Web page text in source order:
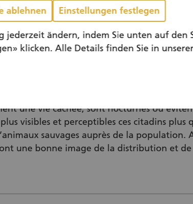
une vie cachée, sont nocturnes ou
visibles et perceptibles ces citadins plus
sauvages auprès de la population.
une bonne image de la distribution et de
ablehnen Einstellungen festlegen
jederzeit ändern, indem Sie unten auf den
klicken. Alle Details finden Sie in